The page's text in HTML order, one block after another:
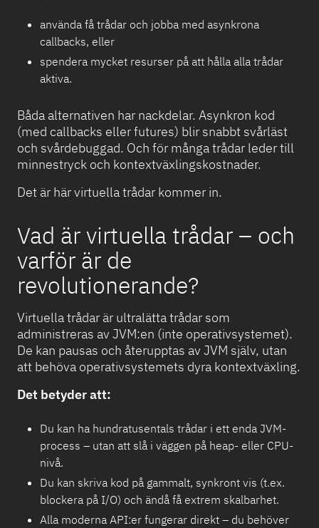
använda få trådar och jobba med asynkrona
callbacks, eller
spendera mycket resurser på att hålla alla trådar
aktiva.
Båda alternativen har nackdelar. Asynkron kod
(med callbacks eller futures) blir snabbt svårläst
och svårdebuggad. Och för många trådar leder till
minnestryck och kontextväxlingskostnader.
Det är här virtuella trådar kommer in.
Vad är virtuella trådar – och
varför är de
revolutionerande?
Virtuella trådar är ultralätta trådar som
administreras av JVM:en (inte operativsystemet).
De kan pausas och återupptas av JVM själv, utan
att behöva operativsystemets dyra kontextväxling.
Det betyder att:
Du kan ha hundratusentals trådar i ett enda JVM-
process – utan att slå i väggen på heap- eller CPU-
nivå.
Du kan skriva kod på gammalt, synkront vis (t.ex.
blockera på I/O) och ändå få extrem skalbarhet.
Alla moderna API:er fungerar direkt – du behöver